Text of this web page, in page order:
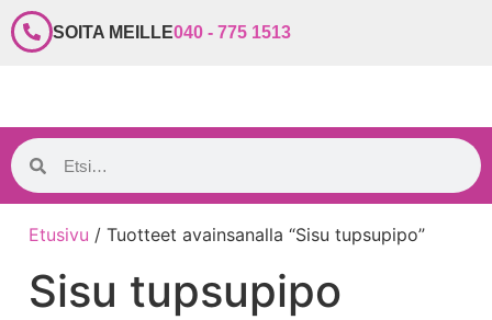
SOITA MEILLE040 - 775 1513
Etusivu / Tuotteet avainsanalla “Sisu tupsupipo”
Sisu tupsupipo